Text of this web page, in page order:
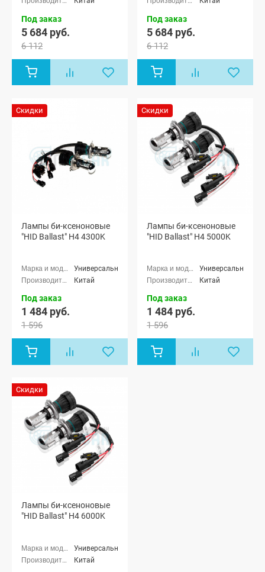
Под заказ
5 684 руб.
6 112
Под заказ
5 684 руб.
6 112
Скидки
Лампы би-ксеноновые
"HID Ballast" H4 4300K
Универсальные
Китай
Под заказ
1 484 руб.
1 596
Скидки
Лампы би-ксеноновые
"HID Ballast" H4 5000K
Универсальные
Китай
Под заказ
1 484 руб.
1 596
Скидки
Лампы би-ксеноновые
"HID Ballast" H4 6000K
Универсальные
Китай